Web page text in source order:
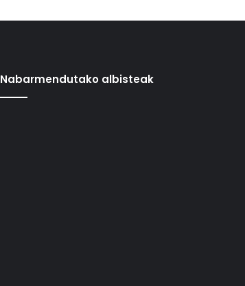
Nabarmendutako albisteak